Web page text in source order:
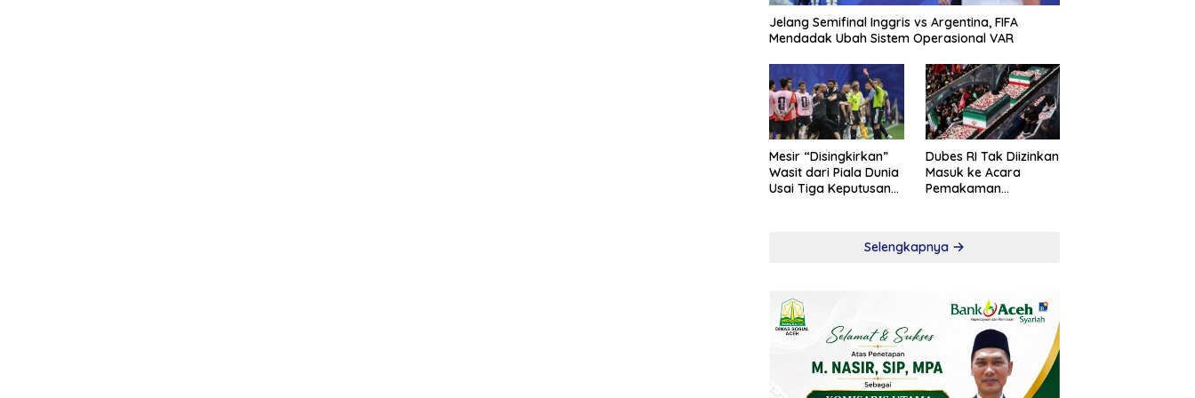
Jelang Semifinal Inggris vs Argentina, FIFA
Mendadak Ubah Sistem Operasional VAR
Mesir “Disingkirkan”
Wasit dari Piala Dunia
Usai Tiga Keputusan
Dubes RI Tak Diizinkan
Masuk ke Acara
Pemakaman
Selengkapnya